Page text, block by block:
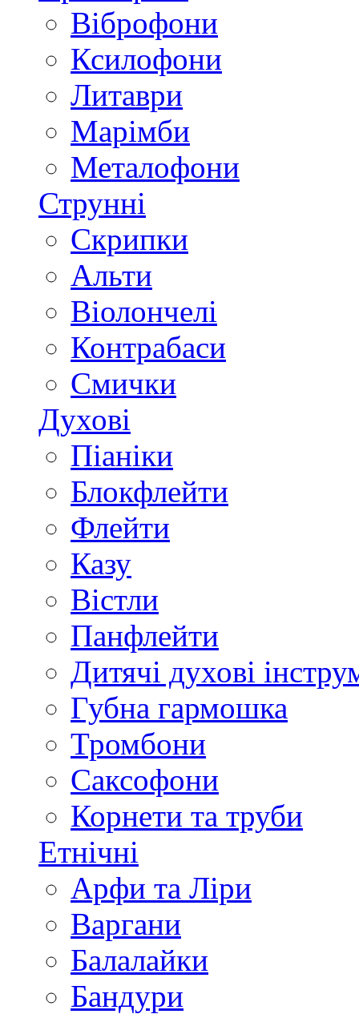
Віброфони
Ксилофони
Литаври
Марімби
Металофони
Струнні
Скрипки
Альти
Віолончелі
Контрабаси
Смички
Духові
Піаніки
Блокфлейти
Флейти
Казу
Вістли
Панфлейти
Дитячі духові
Губна гармошка
Тромбони
Саксофони
Корнети та труби
Етнічні
Арфи та Ліри
Варгани
Балалайки
Бандури